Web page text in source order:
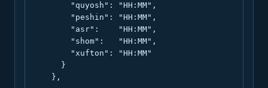
        "quyosh": "HH:MM",
        "peshin": "HH:MM",
        "asr":    "HH:MM",
        "shom":   "HH:MM",
        "xufton": "HH:MM"
      }
    },